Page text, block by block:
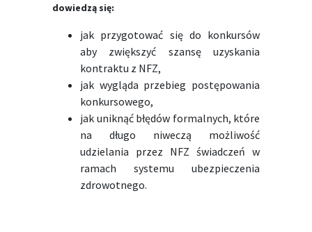
dowiedzą się:
jak przygotować się do konkursów
aby zwiększyć szansę uzyskania
kontraktu z NFZ,
jak wygląda przebieg postępowania
konkursowego,
jak uniknąć błędów formalnych, które
na długo niweczą możliwość
udzielania przez NFZ świadczeń w
ramach systemu ubezpieczenia
zdrowotnego.